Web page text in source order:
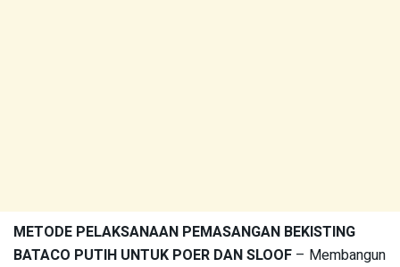
METODE PELAKSANAAN PEMASANGAN BEKISTING
BATACO PUTIH UNTUK POER DAN SLOOF – Membangun